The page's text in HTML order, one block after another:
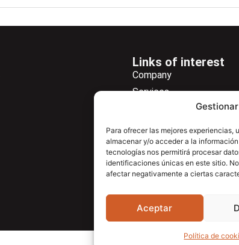
Para ofrecer las mejores
almacenar y/o acceder a la
tecnologías nos permitirá procesar
identificaciones únicas en este sitio.
afectar negativamente a ciertas
Aceptar
Política de
Links of interest
Company
Services
Newsletter
Download
Contac